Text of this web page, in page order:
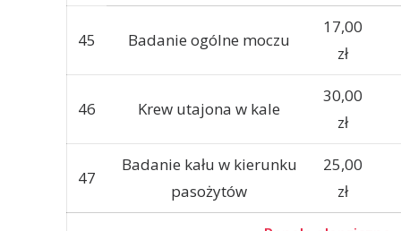
45 Badanie ogólne moczu
17,00
zł
46 Krew utajona w kale
30,00
zł
47
Badanie kału w kierunku
pasożytów
25,00
zł